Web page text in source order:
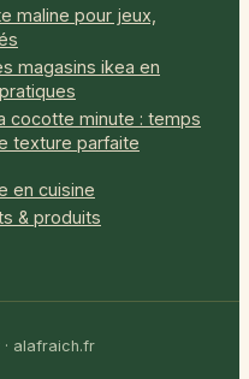
maline pour jeux,
magasins ikea en
cocotte minute : temps
texture parfaite
en cuisine
& produits
alafraich.fr